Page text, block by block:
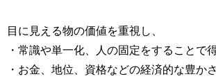
目に見える物の価値を重視し、
・常識や単一化、人の固定をすることで
・お金、地位、資格などの経済的な豊かさ